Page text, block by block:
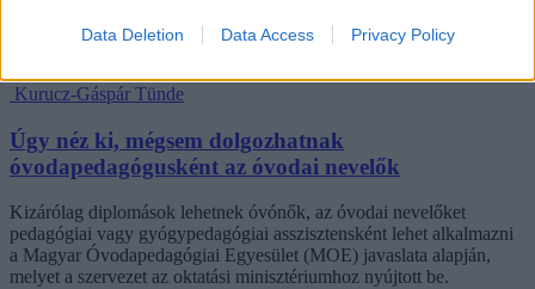
Data Deletion Data Access Privacy Policy
Lannert Judit oktatási miniszter.
Kurucz-Gáspár Tünde
Úgy néz ki, mégsem dolgozhatnak
óvodapedagógusként az óvodai nevelők
Kizárólag diplomások lehetnek óvónők, az óvodai nevelőket
pedagógiai vagy gyógypedagógiai asszisztensként lehet alkalmazni
a Magyar Óvodapedagógiai Egyesület (MOE) javaslata alapján,
melyet a szervezet az oktatási minisztériumhoz nyújtott be.